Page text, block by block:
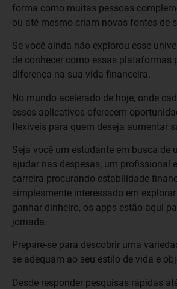
forma como muitas pessoas
ou até mesmo criam novas fontes de
Se você ainda não explorou esse
de conhecer como essas plataformas
diferença na sua vida financeira.
No mundo acelerado de hoje, onde
esses aplicativos oferecem
flexíveis para quem deseja aumentar
Seja você um estudante em busca de
ajudar nas despesas, um profissional
carreira procurando estabilidade
simplesmente interessado em
ganhar dinheiro, os apps estão aqui
jornada.
Prepare-se para descobrir uma
se adequam ao seu estilo de vida e
Desde responder pesquisas rápidas